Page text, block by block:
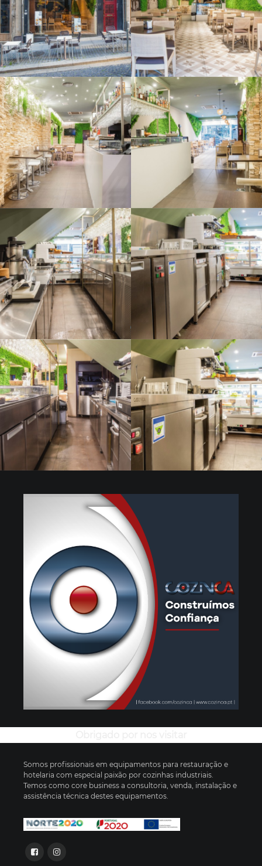
Somos profissionais em equipamentos para restauração e
hotelaria com especial paixão por cozinhas industriais.
Temos como core business a consultoria, venda, instalação e
assistência técnica destes equipamentos.